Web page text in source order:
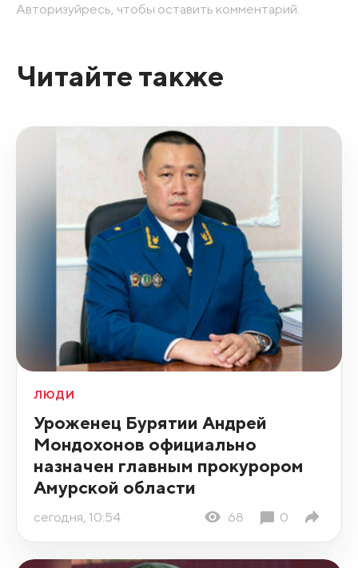
Авторизуйресь, чтобы оставить комментарий.
Читайте также
ЛЮДИ
Уроженец Бурятии Андрей
Мондохонов официально
назначен главным прокурором
Амурской области
сегодня, 10:54 68 0